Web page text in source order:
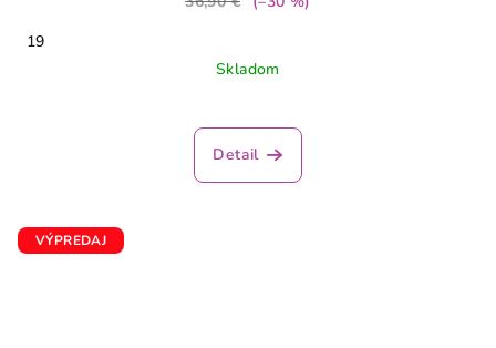
19
Skladom
Detail
VÝPREDAJ